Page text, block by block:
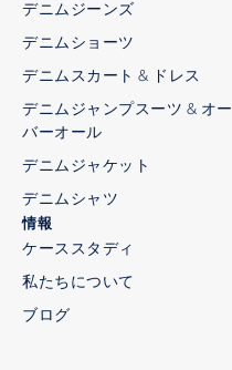
デニムジーンズ
デニムショーツ
デニムスカート & ドレス
デニムジャンプスーツ & オー
バーオール
デニムジャケット
デニムシャツ
情報
ケーススタディ
私たちについて
ブログ